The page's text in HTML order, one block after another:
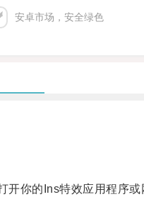
安卓市场，安全绿色
的Ins特效应用程序或